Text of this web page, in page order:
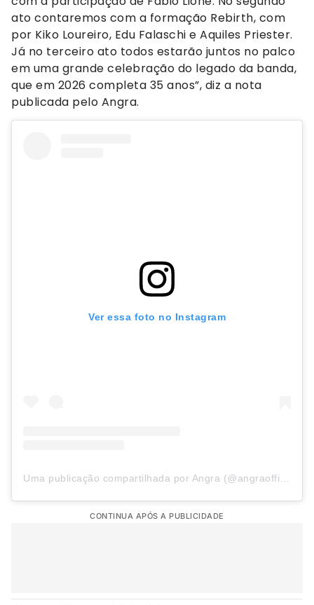
ato contaremos com a formação Rebirth, com
por Kiko Loureiro, Edu Falaschi e Aquiles Priester.
Já no terceiro ato todos estarão juntos no palco
em uma grande celebração do legado da banda,
que em 2026 completa 35 anos”, diz a nota
publicada pelo Angra.
Ver essa foto no Instagram
Uma publicação compartilhada por Angra (@angraofficial)
CONTINUA APÓS A PUBLICIDADE